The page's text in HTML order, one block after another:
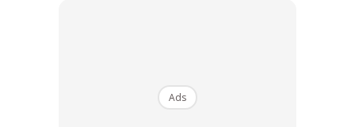
Ads